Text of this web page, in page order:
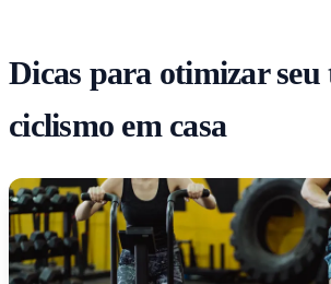
Dicas para otimizar seu
ciclismo em casa